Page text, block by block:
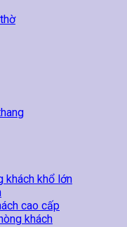
khách khổ lớn
cao cấp
khách